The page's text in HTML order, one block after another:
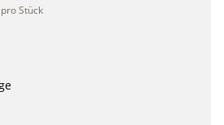
Stück